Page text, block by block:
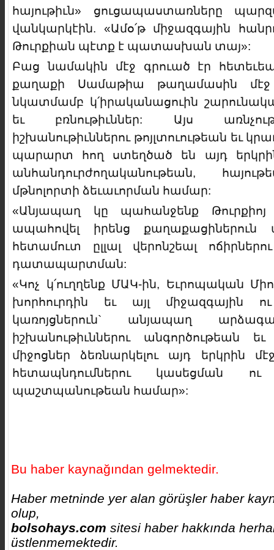
հայութիւն» ցուցապաստառները
վանկարկէին. «Ամօ՛թ միջազգային
Թուրքիան պէտք է պատասխան տայ»:
Բաց նամակին մէջ գրուած էր
քաղաքի Սամաթիա թաղամասին մէջ
նկատմամբ կ՛իրականացուին
եւ բռնութիւններ: Այս
իշխանութիւններու թոյլտուութեան եւ
պարարտ հող ստեղծած են այդ
անհանդուրժողականութեան,
մթնոլորտի ձեւաւորման համար:
«Անյապաղ կը պահանջենք Թուրքիոյ
ապահովել իրենց քաղաքացիներուն
հետամուտ ըլլալ վերոնշեալ
դատապարտման:
«Կոչ կ՛ուղղենք ՄԱԿ-ին, Եւրոպական
խորհուրդին եւ այլ միջազգային
կառոյցներուն` անյապաղ
իշխանութիւններու անգործութեան
միջոցներ ձեռնարկելու այդ երկրին
հետապնդումներու կասեցման
պաշտպանութեան համար»:
Bu haber kaynağından gelmektedir.
Haber metninde yer alan görüşler haber
olup,
bolsohays.com sitesi haber hakkında
üstlenmemektedir.